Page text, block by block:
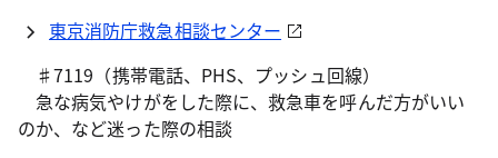
東京消防庁救急相談センター
♯7119（携帯電話、PHS、プッシュ回線）
急な病気やけがをした際に、救急車を呼んだ方がいい
のか、など迷った際の相談